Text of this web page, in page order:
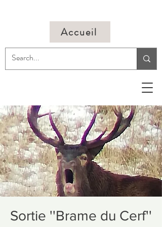
Accueil
Sortie ''Brame du Cerf''